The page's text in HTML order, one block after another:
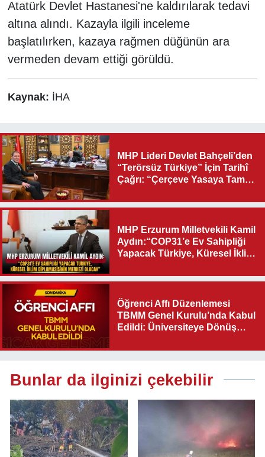
Atatürk Devlet Hastanesi'ne kaldırılarak tedavi
altına alındı. Kazayla ilgili inceleme
başlatılırken, kazaya rağmen düğünün ara
vermeden devam ettiği görüldü.
Kaynak: İHA
MHP Lideri Devlet Bahçeli’den
“Terörsüz Türkiye” İçin Tarihî
Çağrı: “Çerçeve Yasaya Tam
MHP Erzurum Milletvekili Kamil
Aydın:“COP31’e Ev Sahipliği
Yapacak Türkiye, Küresel İklim
Olacak"
Öğrenci Affı Düzenlemesi
TBMM Genel Kurulu’nda Kabul
Edildi: Üniversiteye Dönüş
Bunlar da ilginizi çekebilir